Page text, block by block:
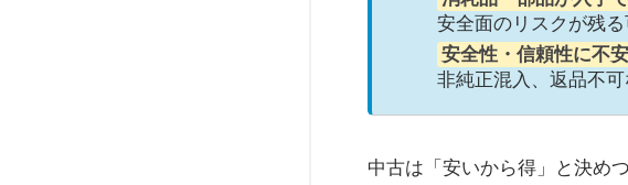
安全面のリスクが残る
安全性・信頼性に不安
非純正混入、返品不可
中古は「安いから得」と決め